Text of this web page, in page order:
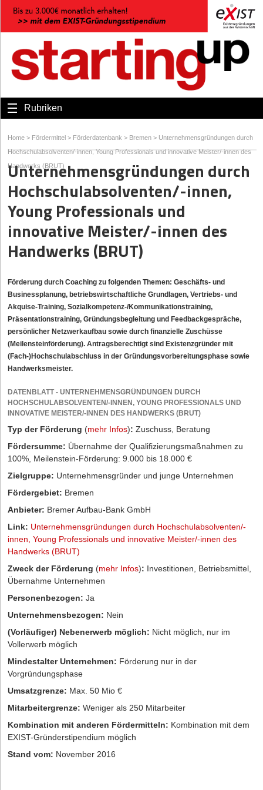
Rubriken
Home > Fördermittel > Förderdatenbank > Bremen > Unternehmensgründungen durch
Hochschulabsolventen/-innen, Young Professionals und innovative Meister/-innen des
Handwerks (BRUT)
Unternehmensgründungen durch
Hochschulabsolventen/-innen,
Young Professionals und
innovative Meister/-innen des
Handwerks (BRUT)
Förderung durch Coaching zu folgenden Themen: Geschäfts- und
Businessplanung, betriebswirtschaftliche Grundlagen, Vertriebs- und
Akquise-Training, Sozialkompetenz-/Kommunikationstraining,
Präsentationstraining, Gründungsbegleitung und Feedbackgespräche,
persönlicher Netzwerkaufbau sowie durch finanzielle Zuschüsse
(Meilensteinförderung). Antragsberechtigt sind Existenzgründer mit
(Fach-)Hochschulabschluss in der Gründungsvorbereitungsphase sowie
Handwerksmeister.
DATENBLATT - UNTERNEHMENSGRÜNDUNGEN DURCH
HOCHSCHULABSOLVENTEN/-INNEN, YOUNG PROFESSIONALS UND
INNOVATIVE MEISTER/-INNEN DES HANDWERKS (BRUT)
Typ der Förderung (mehr Infos): Zuschuss, Beratung
Fördersumme: Übernahme der Qualifizierungsmaßnahmen zu
100%, Meilenstein-Förderung: 9.000 bis 18.000 €
Zielgruppe: Unternehmensgründer und junge Unternehmen
Fördergebiet: Bremen
Anbieter: Bremer Aufbau-Bank GmbH
Link: Unternehmensgründungen durch Hochschulabsolventen/-
innen, Young Professionals und innovative Meister/-innen des
Handwerks (BRUT)
Zweck der Förderung (mehr Infos): Investitionen, Betriebsmittel,
Übernahme Unternehmen
Personenbezogen: Ja
Unternehmensbezogen: Nein
(Vorläufiger) Nebenerwerb möglich: Nicht möglich, nur im
Vollerwerb möglich
Mindestalter Unternehmen: Förderung nur in der
Vorgründungsphase
Umsatzgrenze: Max. 50 Mio €
Mitarbeitergrenze: Weniger als 250 Mitarbeiter
Kombination mit anderen Fördermitteln: Kombination mit dem
EXIST-Gründerstipendium möglich
Stand vom: November 2016